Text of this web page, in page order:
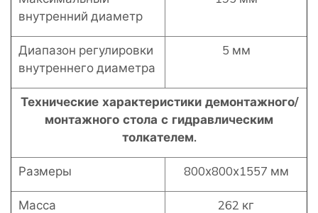
внутренний диаметр
Диапазон регулировки
внутреннего диаметра
5 мм
Технические характеристики демонтажного/
монтажного стола с гидравлическим
толкателем.
Размеры 800х800х1557 мм
Масса 262 кг